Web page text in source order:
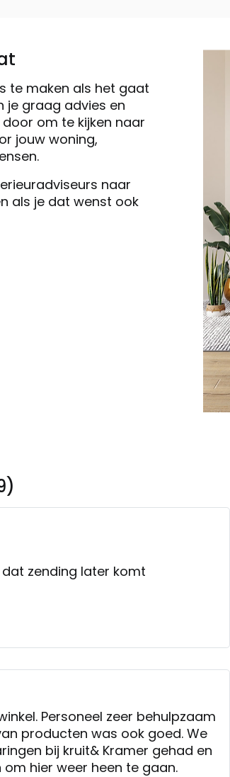
te maken als het gaat
je graag advies en
om te kijken naar
jouw woning,
naar
als je dat wenst ook
zending later komt
Personeel zeer behulpzaam
producten was ook goed. We
bij kruit& Kramer gehad en
hier weer heen te gaan.